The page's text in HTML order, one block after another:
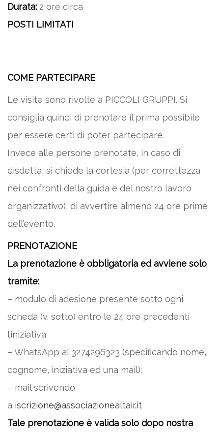
Durata: 2 ore circa
POSTI LIMITATI
COME PARTECIPARE
Le visite sono rivolte a PICCOLI GRUPPI. Si
consiglia quindi di prenotare il prima possibile
per essere certi di poter partecipare.
Invece alle persone prenotate, in caso di
disdetta, si chiede la cortesia (per correttezza
nei confronti della guida e del nostro lavoro
organizzativo), di avvertire almeno 24 ore prime
dell’evento.
PRENOTAZIONE
La prenotazione è obbligatoria ed avviene solo
tramite:
– modulo di adesione presente sotto ogni
scheda (v. sotto) entro le 24 ore precedenti
l’iniziativa;
– WhatsApp al 3274296323 (specificando nome,
cognome, iniziativa ed una mail);
– mail scrivendo
a iscrizione@associazionealtair.it
Tale prenotazione è valida solo dopo nostra